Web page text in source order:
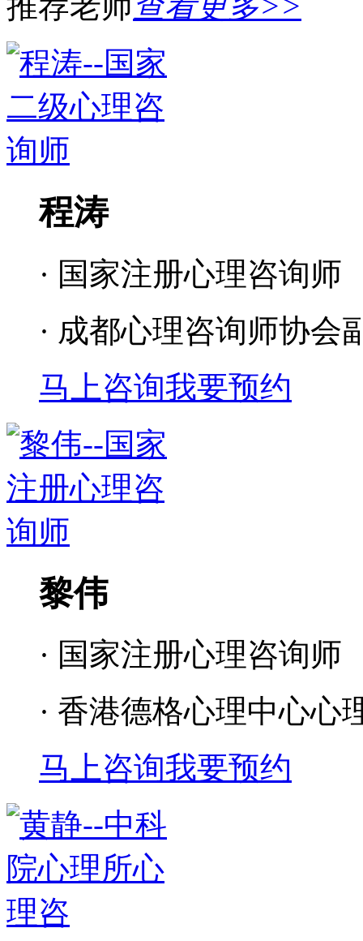
程涛
· 国家注册心理咨询师
· 成都心理咨询师协会
马上咨询我要预约
黎伟
· 国家注册心理咨询师
· 香港德格心理中心心
马上咨询我要预约